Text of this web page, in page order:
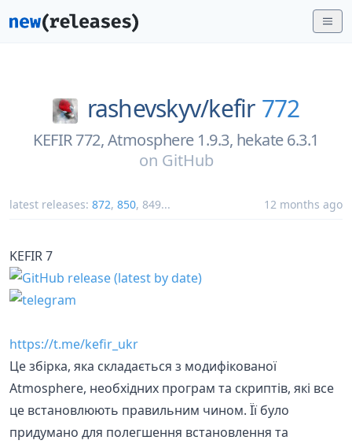
rashevskyv/kefir 772
KEFIR 772, Atmosphere 1.9.3, hekate 6.3.1
on GitHub
latest releases: 872, 850, 849... 12 months ago
KEFIR 7
https://t.me/kefir_ukr
Це збірка, яка складається з модифікованої
Atmosphere, необхідних програм та скриптів, які все
це встановлюють правильним чином. Її було
придумано для полегшення встановлення та